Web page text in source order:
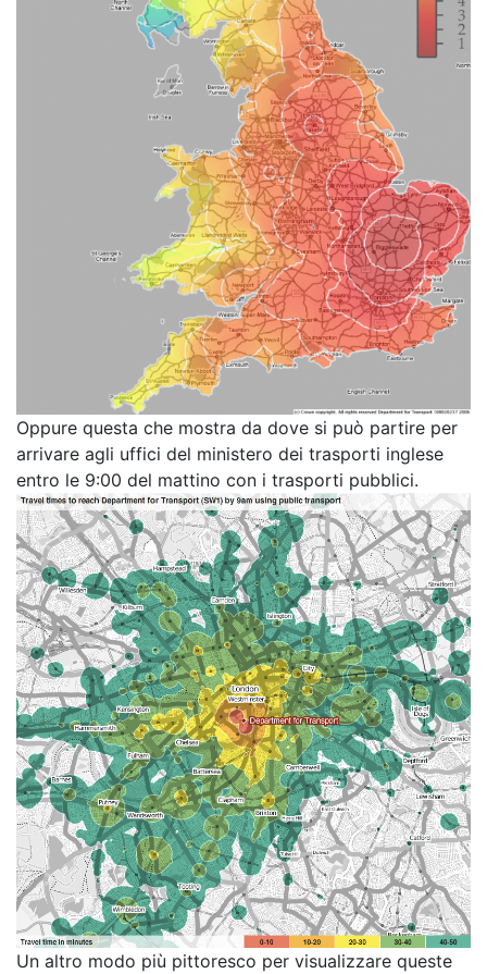
Oppure questa che mostra da dove si può partire per
arrivare agli uffici del ministero dei trasporti inglese
entro le 9:00 del mattino con i trasporti pubblici.
Un altro modo più pittoresco per visualizzare queste